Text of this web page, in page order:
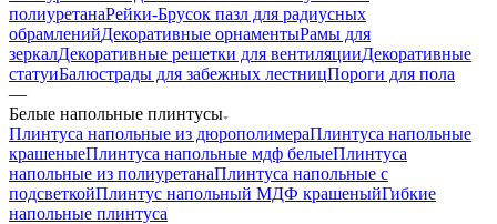
полиуретанаРейки-Брусок пазл для радиусных
обрамленийДекоративные орнаментыРамы для
зеркалДекоративные решетки для вентиляцииДекоративные
статуиБалюстрады для забежных лестницПороги для пола
—
Белые напольные плинтусы
Плинтуса напольные из дюрополимераПлинтуса напольные
крашеныеПлинтуса напольные мдф белыеПлинтуса
напольные из полиуретанаПлинтуса напольные с
подсветкойПлинтус напольный МДФ крашеныйГибкие
напольные плинтуса